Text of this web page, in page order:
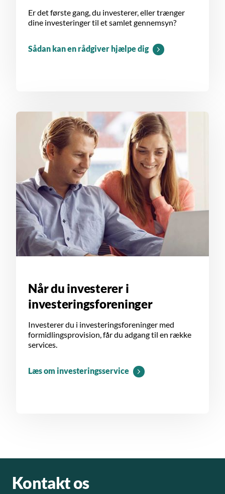
Er det første gang, du investerer, eller trænger
dine investeringer til et samlet gennemsyn?
Sådan kan en rådgiver hjælpe dig
Når du investerer i
investeringsforeninger
Investerer du i investeringsforeninger med
formidlingsprovision, får du adgang til en række
services.
Læs om investeringsservice
Kontakt os